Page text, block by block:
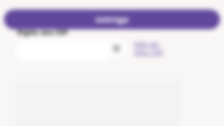
entrega
Digite seu CEP
Não sei